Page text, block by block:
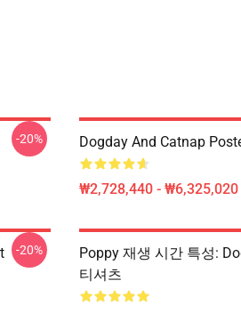
-20% Dogday And Catnap
₩2,728,440 - ₩6,325,020
-20%
Poppy 재생 시간 특성:
티셔츠